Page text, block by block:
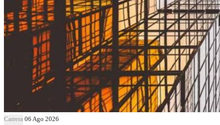
Carrera 06 Ago 2026